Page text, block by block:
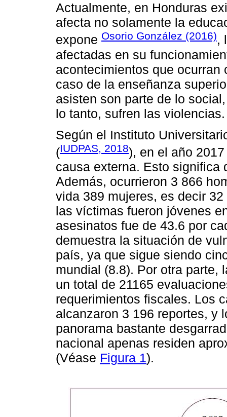
Actualmente, en Honduras
afecta no solamente la
expone Osorio González (2016),
afectadas en su
acontecimientos que
caso de la enseñanza
asisten son parte de lo
lo tanto, sufren las violencias.
Según el Instituto
(IUDPAS, 2018), en el año
causa externa. Esto significa
Además, ocurrieron 3 866
vida 389 mujeres, es decir
las víctimas fueron jóvenes
asesinatos fue de 43.6 por
demuestra la situación de
país, ya que sigue siendo
mundial (8.8). Por otra parte,
un total de 21165
requerimientos fiscales. Los
alcanzaron 3 196 reportes, y
panorama bastante
nacional apenas residen
(Véase Figura 1).